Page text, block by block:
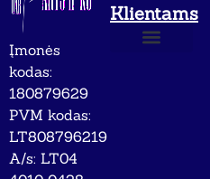
Įmonės
kodas:
180879629
PVM kodas:
LT808796219
A/s: LT04
Klientams